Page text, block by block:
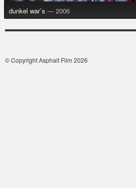
dunkel war`s — 2006
© Copyright Asphalt Film 2026